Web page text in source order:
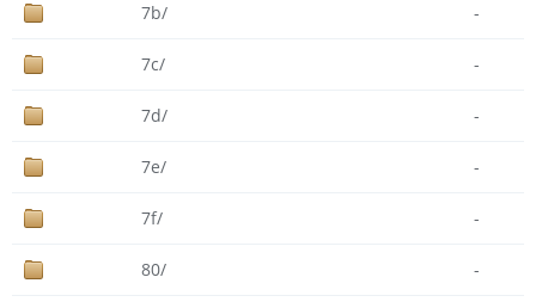
7b/ -
7c/ -
7d/ -
7e/ -
7f/ -
80/ -